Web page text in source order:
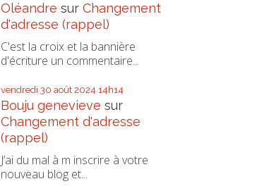
Oléandre sur Changement
d'adresse (rappel)
C'est la croix et la bannière
d'écriture un commentaire...
vendredi 30 août 2024 14h14
Bouju genevieve sur
Changement d'adresse
(rappel)
J’ai du mal à m inscrire à votre
nouveau blog et...